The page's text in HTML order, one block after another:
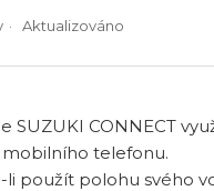
Aktualizováno
SUZUKI CONNECT
telefonu.
li použít polohu svého